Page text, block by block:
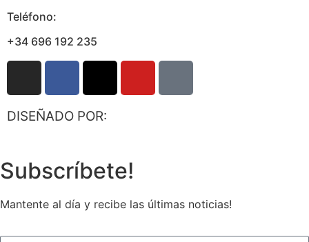
Teléfono:
+34 696 192 235
DISEÑADO POR:
Subscríbete!
Mantente al día y recibe las últimas noticias!